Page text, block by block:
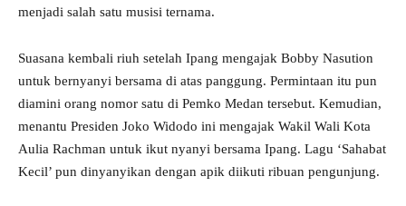
menjadi salah satu musisi ternama.
Suasana kembali riuh setelah Ipang mengajak Bobby Nasution
untuk bernyanyi bersama di atas panggung. Permintaan itu pun
diamini orang nomor satu di Pemko Medan tersebut. Kemudian,
menantu Presiden Joko Widodo ini mengajak Wakil Wali Kota
Aulia Rachman untuk ikut nyanyi bersama Ipang. Lagu ‘Sahabat
Kecil’ pun dinyanyikan dengan apik diikuti ribuan pengunjung.